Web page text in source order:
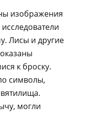
изображения
Лисы и другие
к броску.
символы,
могли